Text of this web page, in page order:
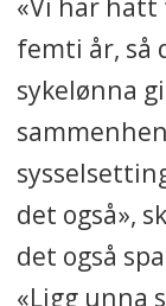
femti år, så
sykelønna
det også»,
det også
«Ligg unna